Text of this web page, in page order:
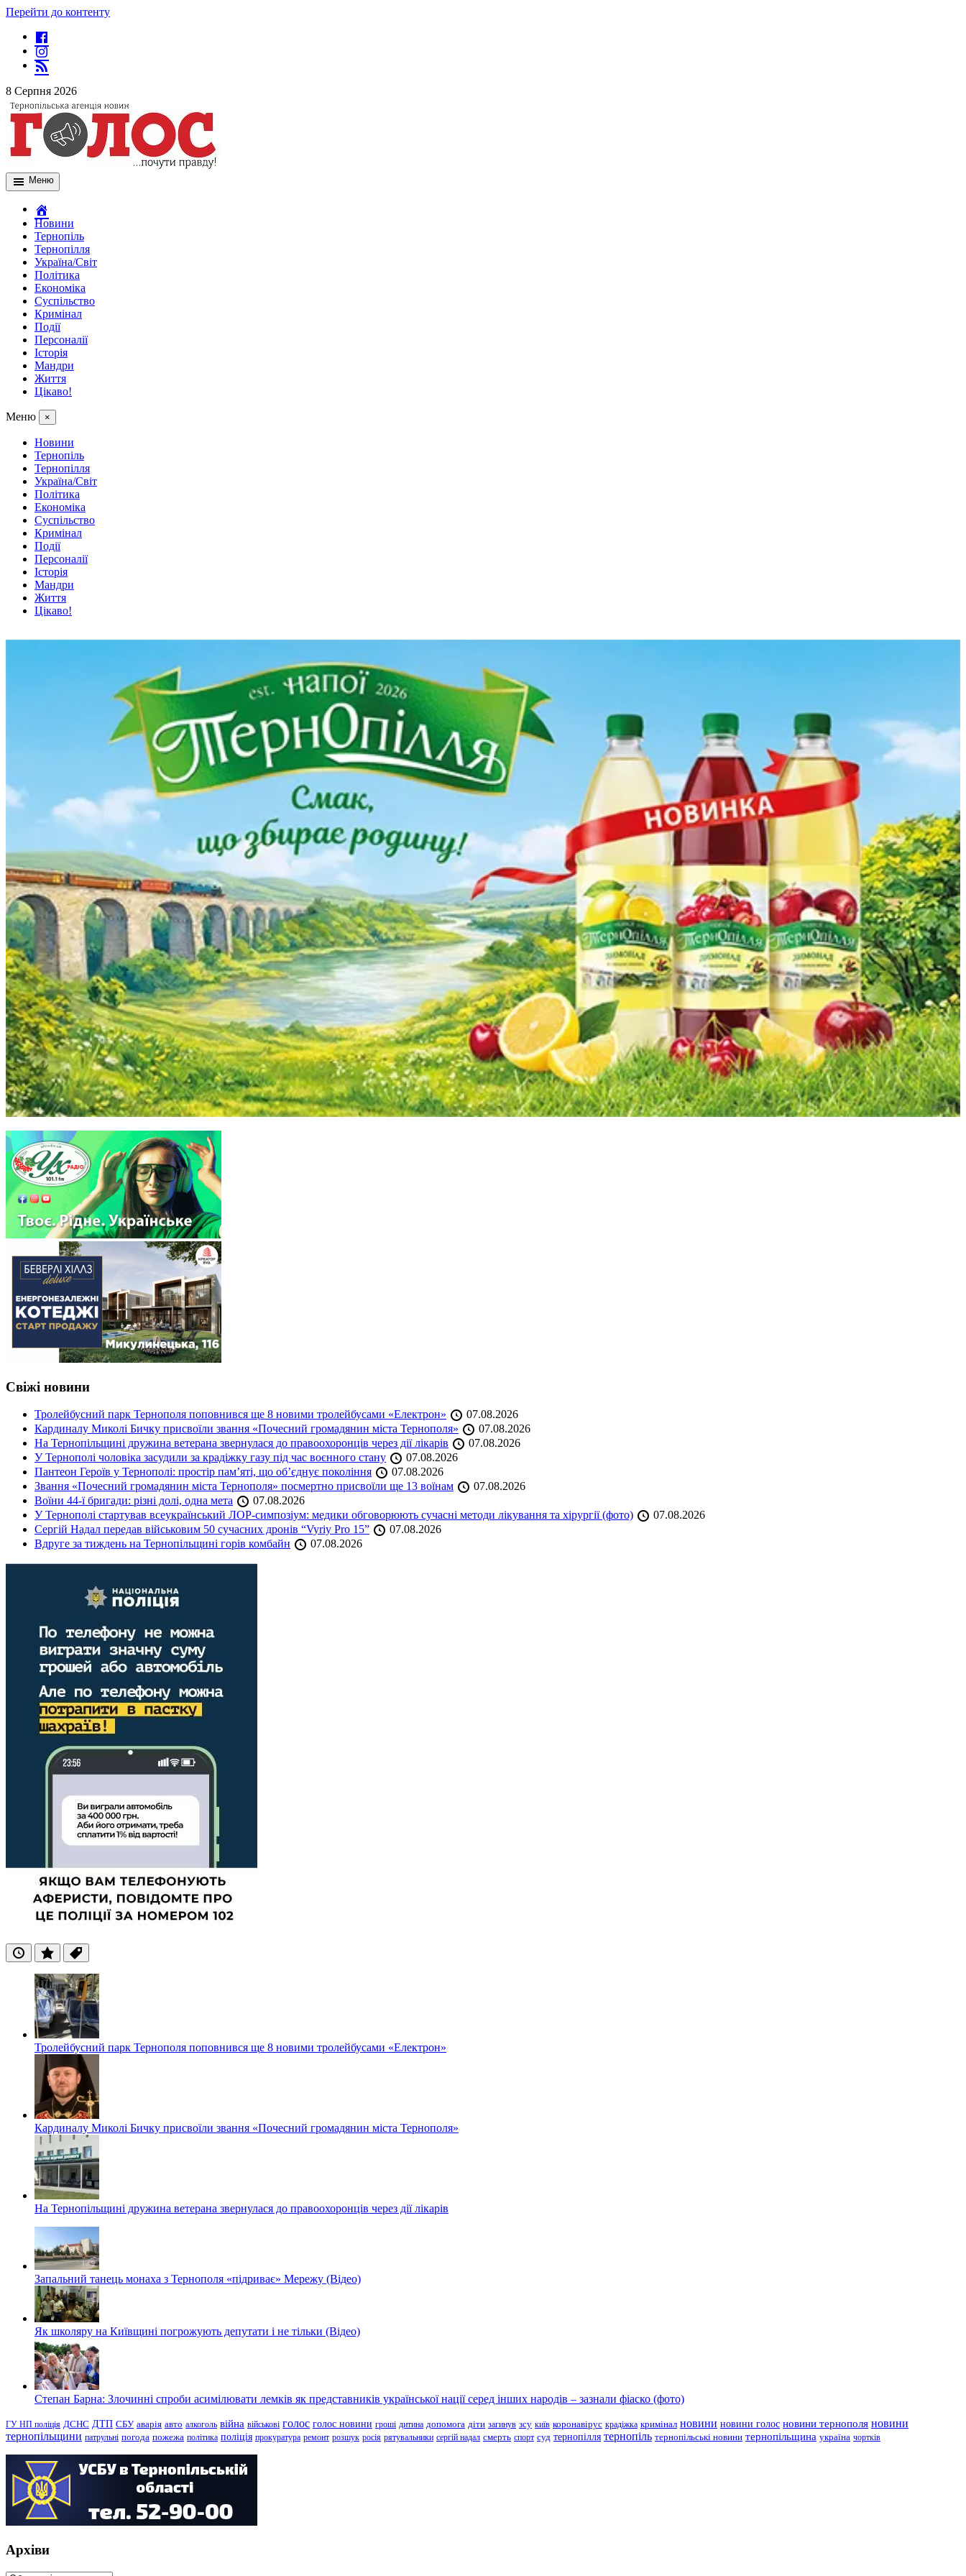
Перейти до контенту
8 Серпня 2026
Меню
Новини
Тернопіль
Тернопілля
Україна/Світ
Політика
Економіка
Суспільство
Кримінал
Події
Персоналії
Історія
Мандри
Життя
Цікаво!
Меню ×
Новини
Тернопіль
Тернопілля
Україна/Світ
Політика
Економіка
Суспільство
Кримінал
Події
Персоналії
Історія
Мандри
Життя
Цікаво!
Свіжі новини
Тролейбусний парк Тернополя поповнився ще 8 новими тролейбусами «Електрон»
07.08.2026
Кардиналу Миколі Бичку присвоїли звання «Почесний громадянин міста Тернополя»
07.08.2026
На Тернопільщині дружина ветерана звернулася до правоохоронців через дії лікарів
07.08.2026
У Тернополі чоловіка засудили за крадіжку газу під час воєнного стану
07.08.2026
Пантеон Героїв у Тернополі: простір пам’яті, що об’єднує покоління
07.08.2026
Звання «Почесний громадянин міста Тернополя» посмертно присвоїли ще 13 воїнам
07.08.2026
Воїни 44-ї бригади: різні долі, одна мета
07.08.2026
У Тернополі стартував всеукраїнський ЛОР-симпозіум: медики обговорюють сучасні методи лікування та хірургії (фото)
07.08.2026
Сергій Надал передав військовим 50 сучасних дронів “Vyriy Pro 15”
07.08.2026
Вдруге за тиждень на Тернопільщині горів комбайн
07.08.2026
ОстанніПопулярні
Теги
Тролейбусний парк Тернополя поповнився ще 8 новими тролейбусами «Електрон»
Кардиналу Миколі Бичку присвоїли звання «Почесний громадянин міста Тернополя»
На Тернопільщині дружина ветерана звернулася до правоохоронців через дії лікарів
Запальний танець монаха з Тернополя «підриває» Мережу (Відео)
Як школяру на Київщині погрожують депутати і не тільки (Відео)
Степан Барна: Злочинні спроби асимілювати лемків як представників української нації серед інших народів – зазнали фіаско (фото)
ГУ НП поліція ДСНС ДТП СБУ аварія авто алкоголь війна військові голос голос новини гроші дитина допомога діти загинув зсу київ коронавірус крадіжка кримінал новини новини голос новини тернополя новини
тернопільщини патрульні погода пожежа політика поліція прокуратура ремонт розшук росія рятувальники сергій надал смерть спорт суд тернопілля тернопіль тернопільські новини тернопільщина україна чортків
Архіви